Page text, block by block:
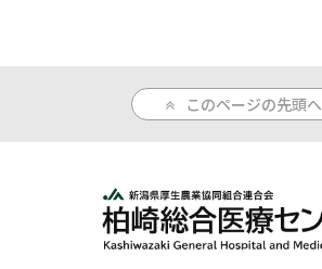
入院のご案内
医療関係者の方へ
このページの先頭へ